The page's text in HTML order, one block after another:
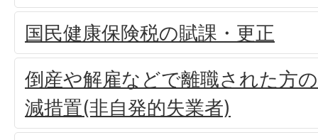
国民健康保険税の賦課・更正
倒産や解雇などで離職された方
減措置(非自発的失業者)